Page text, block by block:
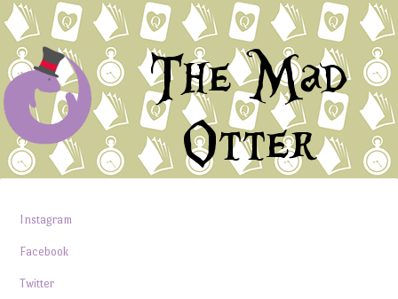
The Mad
Otter
Instagram
Facebook
Twitter